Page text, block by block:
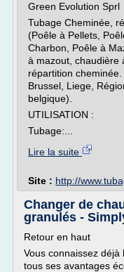
Green Evolution Sprl
Tubage Cheminée,
(Poêle à Pellets,
Charbon, Poêle à
à mazout, chaudière
répartition
Brussel, Liege,
belgique).
UTILISATION :
Tubage:...
Lire la suite
Site : http://
Changer de
granulés -
Retour en haut
Vous connaissez
tous ses avantages